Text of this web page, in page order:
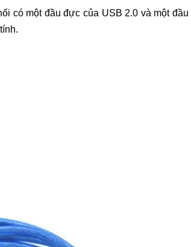
có một đầu đực của USB 2.0 và một